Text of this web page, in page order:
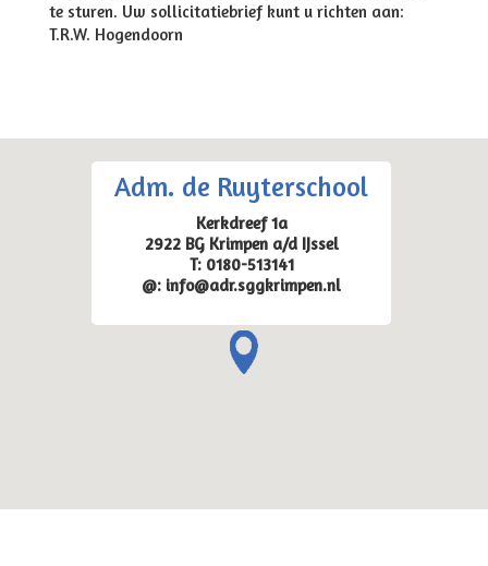
te sturen. Uw sollicitatiebrief kunt u richten aan:
T.R.W. Hogendoorn
Adm. de Ruyterschool
Kerkdreef 1a
2922 BG Krimpen a/d IJssel
T: 0180-513141
@: info@adr.sggkrimpen.nl